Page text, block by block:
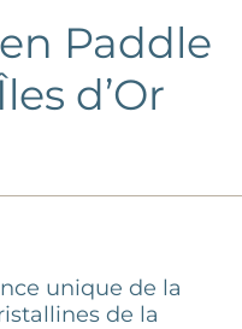
Paddle
d’Or
unique de la
de la